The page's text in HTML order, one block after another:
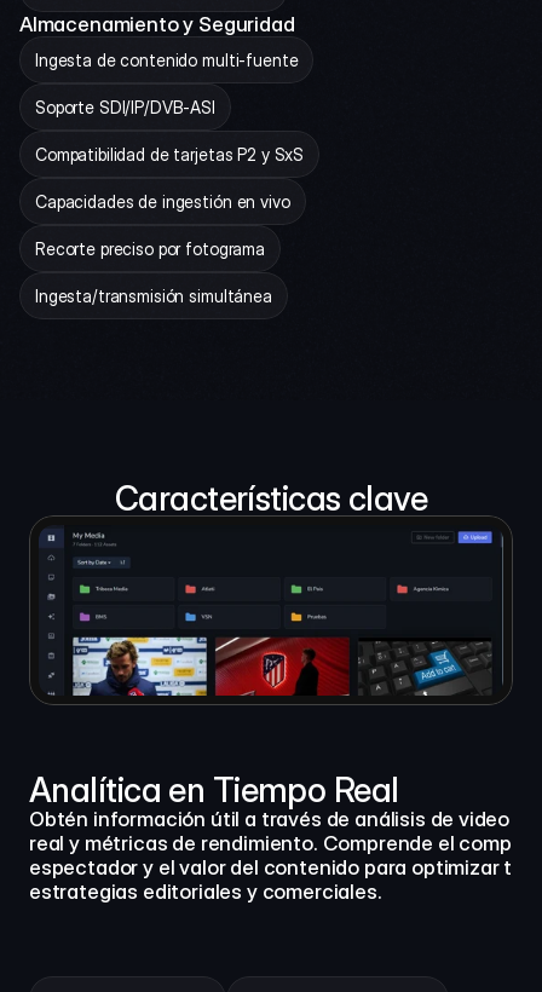
Almacenamiento y Seguridad
Ingesta de contenido multi-fuente
Soporte SDI/IP/DVB-ASI
Compatibilidad de tarjetas P2 y SxS
Capacidades de ingestión en vivo
Recorte preciso por fotograma
Ingesta/transmisión simultánea
Características clave
Analítica en Tiempo Real
Obtén información útil a través de análisis de video
real y métricas de rendimiento. Comprende el
espectador y el valor del contenido para optimizar tus
estrategias editoriales y comerciales.